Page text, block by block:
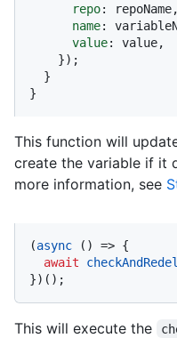
repo: repoName,
name:
value: value,
}
This function will
create the variable if it
more information, see
(async () => {
await
})();
This will execute the